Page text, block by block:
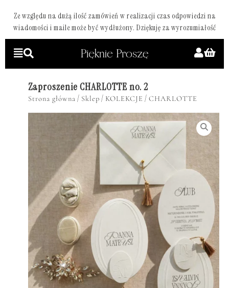
Ze względu na dużą ilość zamówień w realizacji czas odpowiedzi na
wiadomości i maile może być wydłużony. Dziękuję za wyrozumiałość
Zaproszenie CHARLOTTE no. 2
Strona główna / Sklep / KOLEKCJE / CHARLOTTE